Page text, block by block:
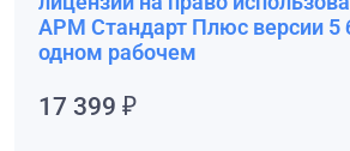
АРМ Стандарт Плюс версии 5
одном рабочем
17 399 ₽